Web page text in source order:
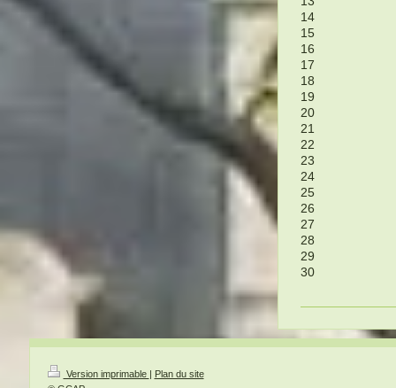
14
15
16
17
18
19
20
21
22
23
24
25
26
27
28
29
30
Version imprimable
Plan du site